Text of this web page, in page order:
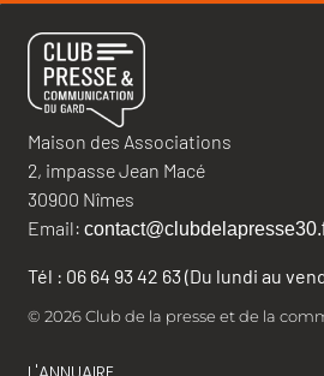
Maison des Associations
2, impasse Jean Macé
30900 Nîmes
Email:
Tél : 06 64 93 42 63 (Du lundi au
© 2026 Club de la presse et de la